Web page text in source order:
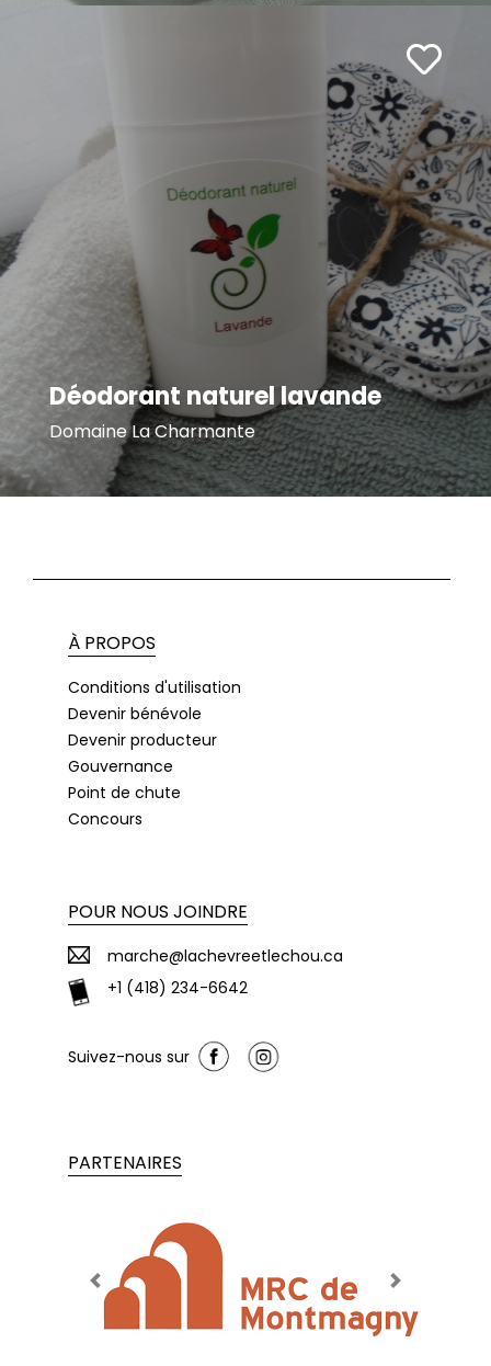
Déodorant naturel lavande
Domaine La Charmante
À PROPOS
Conditions d'utilisation
Devenir bénévole
Devenir producteur
Gouvernance
Point de chute
Concours
POUR NOUS JOINDRE
marche@lachevreetlechou.ca
+1 (418) 234-6642
Suivez-nous sur
PARTENAIRES
Previous Next